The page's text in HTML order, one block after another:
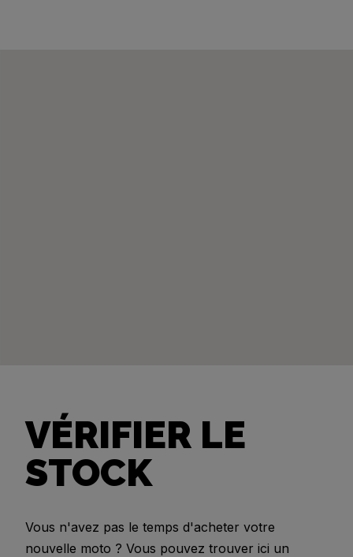
VÉRIFIER LE
STOCK
Vous n'avez pas le temps d'acheter votre
nouvelle moto ? Vous pouvez trouver ici un